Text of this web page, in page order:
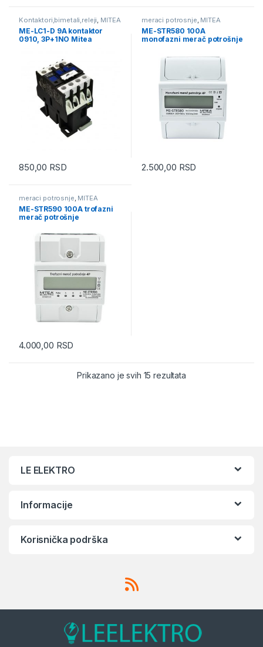
Kontaktori,bimetali,releji, MITEA
ELECTRIC
ME-LC1-D 9A kontaktor
0910, 3P+1NO Mitea
850,00 RSD
meraci potrosnje, MITEA
ELECTRIC
ME-STR580 100A
monofazni merač potrošnje
1600imp/kWh 230V Mitea
Electric
2.500,00 RSD
meraci potrosnje MITEA
ELECTRIC
ME-STR590 100A trofazni
merač potrošnje
400imp/kWh 3×230/400V
Mitea Electric
4.000,00 RSD
Prikazano je svih 15 rezultata
LE ELEKTRO
Informacije
Korisnička podrška